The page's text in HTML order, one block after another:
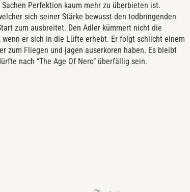
Perfektion kaum mehr zu überbieten ist.
sich seiner Stärke bewusst den todbringenden
zum ausbreitet. Den Adler kümmert nicht die
wenn er sich in die Lüfte erhebt. Er folgt schlicht einem
zum Fliegen und jagen auserkoren haben. Es bleibt
nach “The Age Of Nero” überfällig sein.